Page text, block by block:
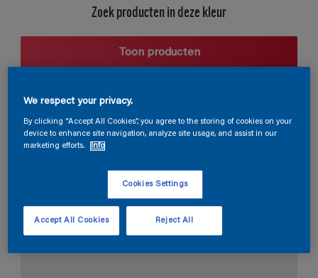
Zoek producten in deze kleur
Toon producten
Harmonieuze suggestie
De Perfecte Witte
We respect your privacy.
By clicking “Accept All Cookies”, you agree to the storing of cookies on your
device to enhance site navigation, analyze site usage, and assist in our
marketing efforts.
Info
Cookies Settings
Reject All
Accept All Cookies